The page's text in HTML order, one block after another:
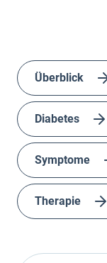
Überblick
Diabetes
Symptome
Therapie